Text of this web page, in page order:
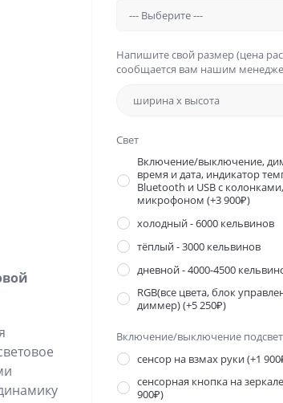
Напишите свой размер (цена
сообщается вам нашим
Свет
Включение/выключение,
время и дата, индикатор
Bluetooth и USB с
микрофоном (+3 900₽)
холодный - 6000 кельвинов
тёплый - 3000 кельвинов
дневной - 4000-4500
RGB(все цвета, блок
диммер)(+5 250₽)
Включение/выключение
сенсор на взмах руки(+1
сенсорная кнопка на
900₽)